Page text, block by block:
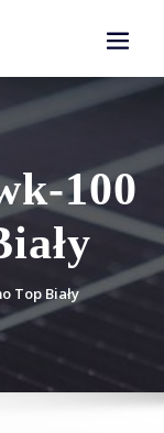
100
Top Biały